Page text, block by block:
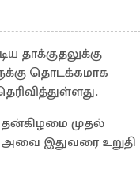
தாக்குதலுக்கு
தொடக்கமாக
முதல்
அவை இதுவரை உறுதி